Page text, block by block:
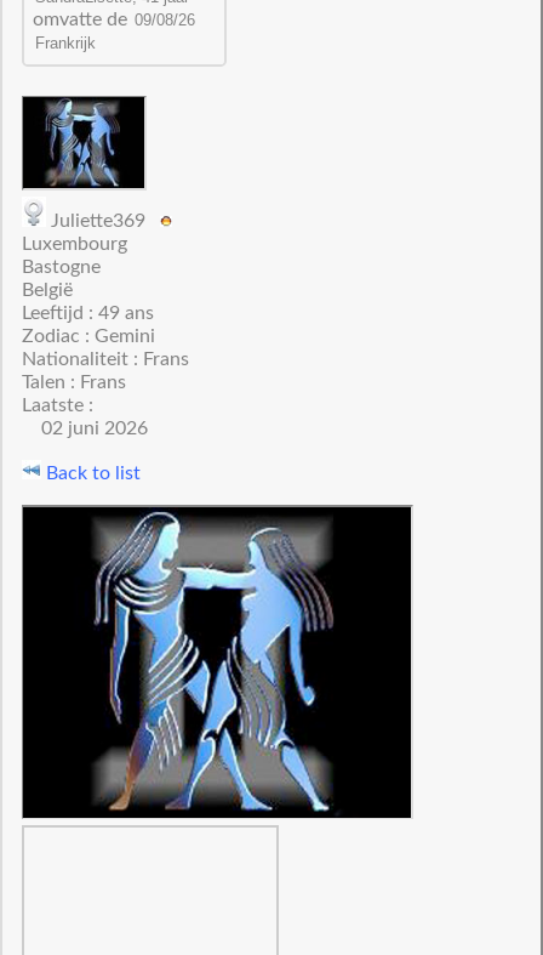
omvatte de
Juliette369
Luxembourg
Bastogne
België
Leeftijd : 49 ans
Zodiac : Gemini
Nationaliteit : Frans
Talen : Frans
Laatste :
02 juni 2026
Back to list